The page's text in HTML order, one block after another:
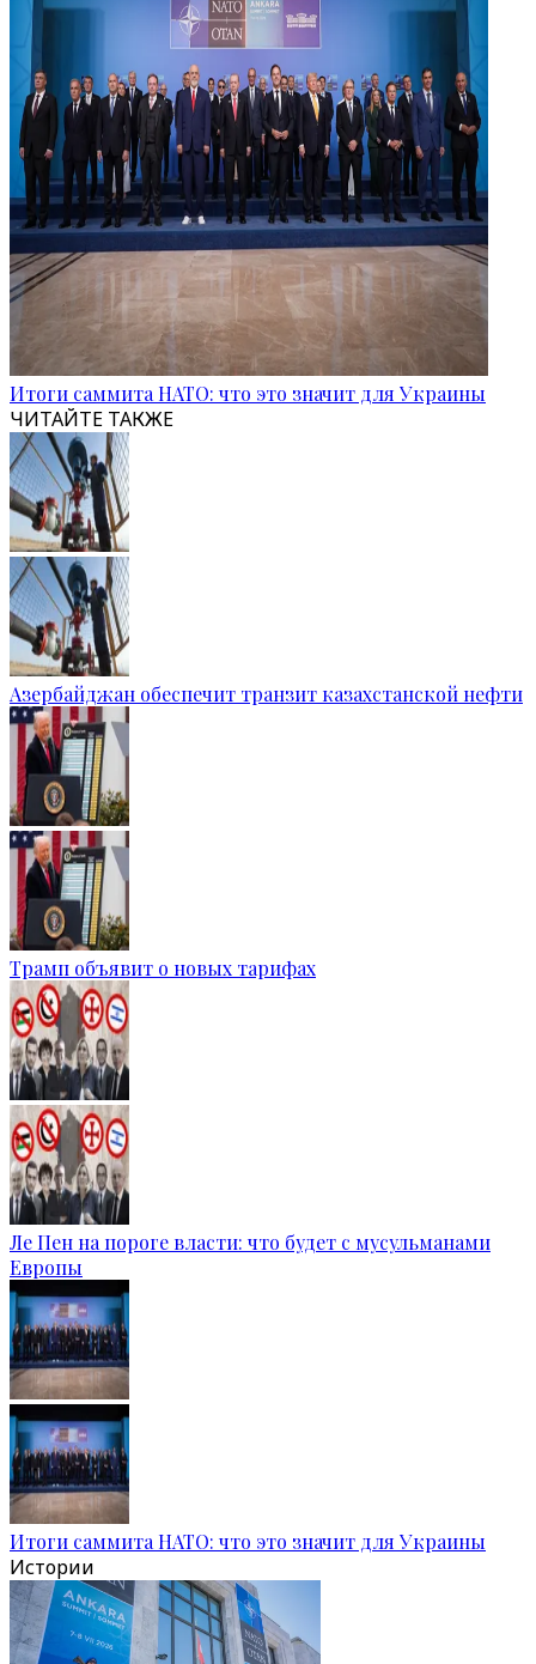
Итоги саммита НАТО: что это значит для Украины
ЧИТАЙТЕ ТАКЖЕ
Азербайджан обеспечит транзит казахстанской нефти
Трамп объявит о новых тарифах
Ле Пен на пороге власти: что будет с мусульманами
Европы
Итоги саммита НАТО: что это значит для Украины
Истории